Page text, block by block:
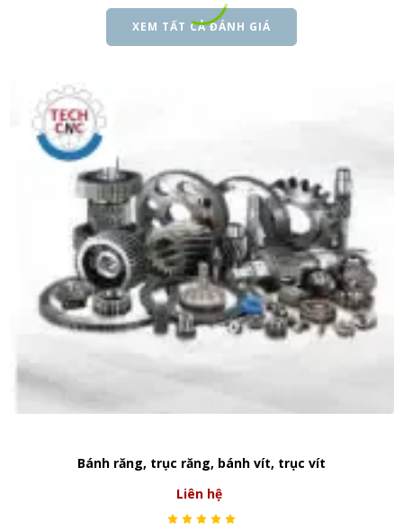
XEM TẤT CẢ ĐÁNH GIÁ
Bánh răng, trục răng, bánh vít, trục vít
Liên hệ